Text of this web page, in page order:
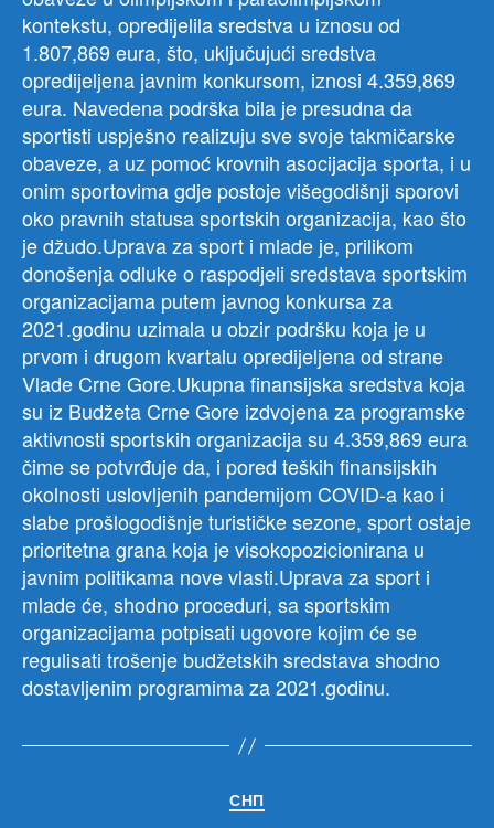
kontekstu, opredijelila sredstva u iznosu od
1.807,869 eura, što, uključujući sredstva
opredijeljena javnim konkursom, iznosi 4.359,869
eura. Navedena podrška bila je presudna da
sportisti uspješno realizuju sve svoje takmičarske
obaveze, a uz pomoć krovnih asocijacija sporta, i u
onim sportovima gdje postoje višegodišnji sporovi
oko pravnih statusa sportskih organizacija, kao što
je džudo.Uprava za sport i mlade je, prilikom
donošenja odluke o raspodjeli sredstava sportskim
organizacijama putem javnog konkursa za
2021.godinu uzimala u obzir podršku koja je u
prvom i drugom kvartalu opredijeljena od strane
Vlade Crne Gore.Ukupna finansijska sredstva koja
su iz Budžeta Crne Gore izdvojena za programske
aktivnosti sportskih organizacija su 4.359,869 eura
čime se potvrđuje da, i pored teških finansijskih
okolnosti uslovljenih pandemijom COVID-a kao i
slabe prošlogodišnje turističke sezone, sport ostaje
prioritetna grana koja je visokopozicionirana u
javnim politikama nove vlasti.Uprava za sport i
mlade će, shodno proceduri, sa sportskim
organizacijama potpisati ugovore kojim će se
regulisati trošenje budžetskih sredstava shodno
dostavljenim programima za 2021.godinu.
Категорије
СНП